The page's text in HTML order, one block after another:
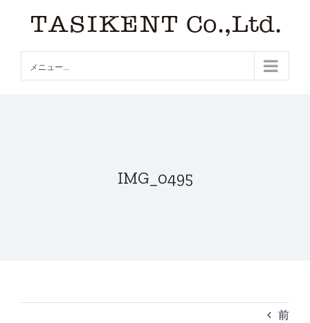
content
メニュー...
IMG_0495
前